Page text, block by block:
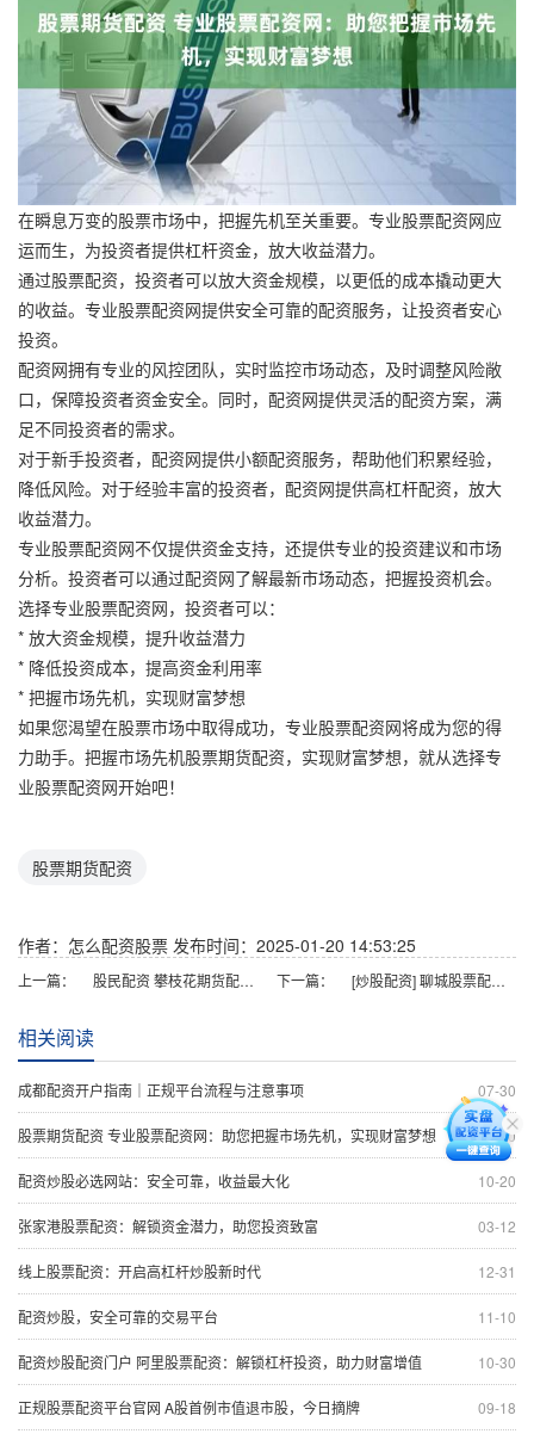
在瞬息万变的股票市场中，把握先机至关重要。专业股票配资网应
运而生，为投资者提供杠杆资金，放大收益潜力。
通过股票配资，投资者可以放大资金规模，以更低的成本撬动更大
的收益。专业股票配资网提供安全可靠的配资服务，让投资者安心
投资。
配资网拥有专业的风控团队，实时监控市场动态，及时调整风险敞
口，保障投资者资金安全。同时，配资网提供灵活的配资方案，满
足不同投资者的需求。
对于新手投资者，配资网提供小额配资服务，帮助他们积累经验，
降低风险。对于经验丰富的投资者，配资网提供高杠杆配资，放大
收益潜力。
专业股票配资网不仅提供资金支持，还提供专业的投资建议和市场
分析。投资者可以通过配资网了解最新市场动态，把握投资机会。
选择专业股票配资网，投资者可以：
* 放大资金规模，提升收益潜力
* 降低投资成本，提高资金利用率
* 把握市场先机，实现财富梦想
如果您渴望在股票市场中取得成功，专业股票配资网将成为您的得
力助手。把握市场先机股票期货配资，实现财富梦想，就从选择专
业股票配资网开始吧！
股票期货配资
作者：怎么配资股票 发布时间：2025-01-20 14:53:25
上一篇： 股民配资 攀枝花期货配资：助力投资者掘金市场 下一篇： [炒股配资] 聊城股票配资：助您轻松撬动财富杠杆
相关阅读
07-30
成都配资开户指南｜正规平台流程与注意事项
01-20
股票期货配资 专业股票配资网：助您把握市场先机，实现财富梦想
10-20
配资炒股必选网站：安全可靠，收益最大化
03-12
张家港股票配资：解锁资金潜力，助您投资致富
12-31
线上股票配资：开启高杠杆炒股新时代
11-10
配资炒股，安全可靠的交易平台
10-30
配资炒股配资门户 阿里股票配资：解锁杠杆投资，助力财富增值
09-18
正规股票配资平台官网 A股首例市值退市股，今日摘牌